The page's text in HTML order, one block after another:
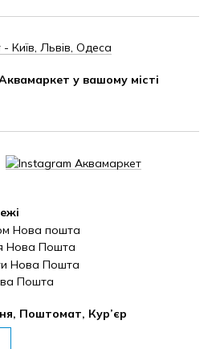
у вашому місті
Поштомат, Кур’єр